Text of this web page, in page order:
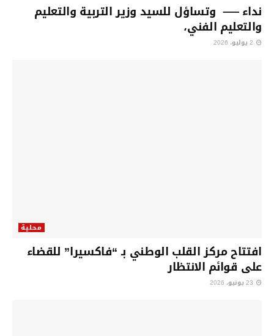
نداء —– وتساؤل للسيد وزير التربية والتعليم
والتعليم الفني،
محلية
افتتاح مركز القلب الوطني بـ “فاكسيرا” للقضاء
على قوائم الانتظار